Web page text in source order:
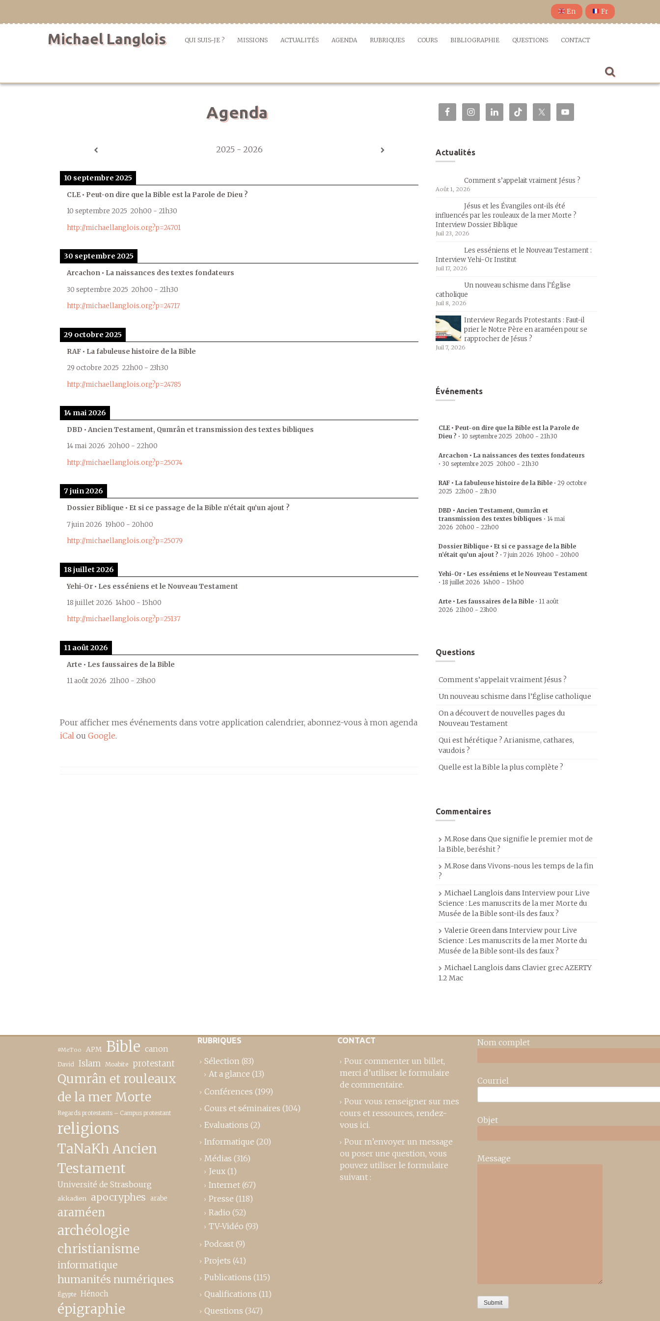
En Fr
Michael Langlois QUI SUIS-JE ? MISSIONS ACTUALITÉS AGENDA RUBRIQUES COURS BIBLIOGRAPHIE QUESTIONS CONTACT
Agenda
2025 - 2026
10 septembre 2025
CLE • Peut-on dire que la Bible est la Parole de Dieu ?
10 septembre 2025 20h00 - 21h30
http://michaellanglois.org?p=24701
30 septembre 2025
Arcachon • La naissances des textes fondateurs
30 septembre 2025 20h00 - 21h30
http://michaellanglois.org?p=24717
29 octobre 2025
RAF • La fabuleuse histoire de la Bible
29 octobre 2025 22h00 - 23h30
http://michaellanglois.org?p=24785
14 mai 2026
DBD • Ancien Testament, Qumrân et transmission des textes bibliques
14 mai 2026 20h00 - 22h00
http://michaellanglois.org?p=25074
7 juin 2026
Dossier Biblique • Et si ce passage de la Bible n’était qu’un ajout ?
7 juin 2026 19h00 - 20h00
http://michaellanglois.org?p=25079
18 juillet 2026
Yehi-Or • Les esséniens et le Nouveau Testament
18 juillet 2026 14h00 - 15h00
http://michaellanglois.org?p=25137
11 août 2026
Arte • Les faussaires de la Bible
11 août 2026 21h00 - 23h00
Pour afficher mes événements dans votre application calendrier, abonnez-vous à mon agenda
iCal ou Google.
Actualités
Comment s’appelait vraiment Jésus ?
Août 1, 2026
Jésus et les Évangiles ont-ils été
influencés par les rouleaux de la mer Morte ?
Interview Dossier Biblique
Juil 23, 2026
Les esséniens et le Nouveau Testament :
Interview Yehi-Or Institut
Juil 17, 2026
Un nouveau schisme dans l’Église
catholique
Juil 8, 2026
Interview Regards Protestants : Faut-il
prier le Notre Père en araméen pour se
rapprocher de Jésus ?
Juil 7, 2026
Événements
CLE • Peut-on dire que la Bible est la Parole de
Dieu ? • 10 septembre 2025 20h00 - 21h30
Arcachon • La naissances des textes fondateurs
• 30 septembre 2025 20h00 - 21h30
RAF • La fabuleuse histoire de la Bible • 29 octobre
2025 22h00 - 23h30
DBD • Ancien Testament, Qumrân et
transmission des textes bibliques • 14 mai
2026 20h00 - 22h00
Dossier Biblique • Et si ce passage de la Bible
n’était qu’un ajout ? • 7 juin 2026 19h00 - 20h00
Yehi-Or • Les esséniens et le Nouveau Testament
• 18 juillet 2026 14h00 - 15h00
Arte • Les faussaires de la Bible • 11 août
2026 21h00 - 23h00
Questions
Comment s’appelait vraiment Jésus ?
Un nouveau schisme dans l’Église catholique
On a découvert de nouvelles pages du
Nouveau Testament
Qui est hérétique ? Arianisme, cathares,
vaudois ?
Quelle est la Bible la plus complète ?
Commentaires
M.Rose dans Que signifie le premier mot de
la Bible, beréshit ?
M.Rose dansVivons-nous les temps de la fin
?
Michael Langlois dans Interview pour Live
Science : Les manuscrits de la mer Morte du
Musée de la Bible sont-ils des faux ?
Valerie Greendans Interview pour Live
Science : Les manuscrits de la mer Morte du
Musée de la Bible sont-ils des faux ?
Michael Langlois dans Clavier grec AZERTY
1.2 Mac
#MeToo APM Bible canon
David Islam Moabite protestant
Qumrân et rouleaux
de la mer Morte
Regards protestants – Campus protestant
religions
TaNaKh Ancien
Testament
Université de Strasbourg
akkadien apocryphes arabe
araméen
archéologie
christianisme
informatique
humanités numériques
Égypte Hénoch
épigraphie
RUBRIQUES
Sélection (83)
At a glance (13)
Conférences (199)
Cours et séminaires (104)
Evaluations (2)
Informatique (20)
Médias (316)
Jeux (1)
Internet (67)
Presse (118)
Radio (52)
TV-Vidéo (93)
Podcast (9)
Projets (41)
Publications (115)
Qualifications (11)
Questions (347)
CONTACT
Pour commenter un billet,
merci d’utiliser le formulaire
de commentaire.
Pour vous renseigner sur mes
cours et ressources, rendez-
vous ici.
Pour m’envoyer un message
ou poser une question, vous
pouvez utiliser le formulaire
suivant :
Nom complet
Courriel
Objet
Message